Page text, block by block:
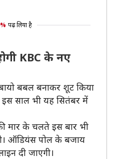
पढ़ लिया है
KBC के नए
बबल बनाकर शूट किया
इस साल भी यह सितंबर में
मार के चलते इस बार भी
ऑडियंस पोल के बजाय
दी जाएगी।